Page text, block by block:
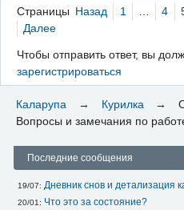
Страницы Назад 1 … 4
Далее
Чтобы отправить ответ, вы
зарегистрироваться
Каларупа → Курилка →
Вопросы и замечания по
Последние сообщения
19/07: Дневник снов и детализация
20/01: Что это за состояние?